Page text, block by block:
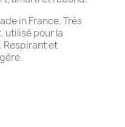
in France. Très
utilisé pour la
Respirant et